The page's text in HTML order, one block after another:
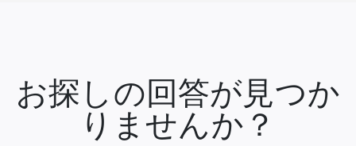
お探しの回答が見つか
りませんか？